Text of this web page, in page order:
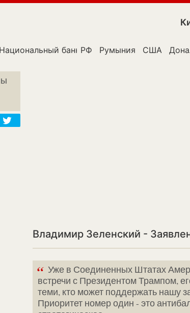
Национальный банк Молдовы
РФ Румыния США
Владимир Зеленский -
“ Уже в Соединенных Штатах
встречи с Президентом Трампом,
теми, кто может поддержать нашу
Приоритет номер один - это